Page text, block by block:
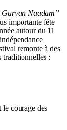
Naadam”
importante fête
autour du 11
remonte à des
traditionnelles :
le courage des